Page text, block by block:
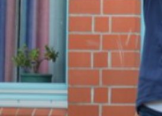
Inhalt
springen